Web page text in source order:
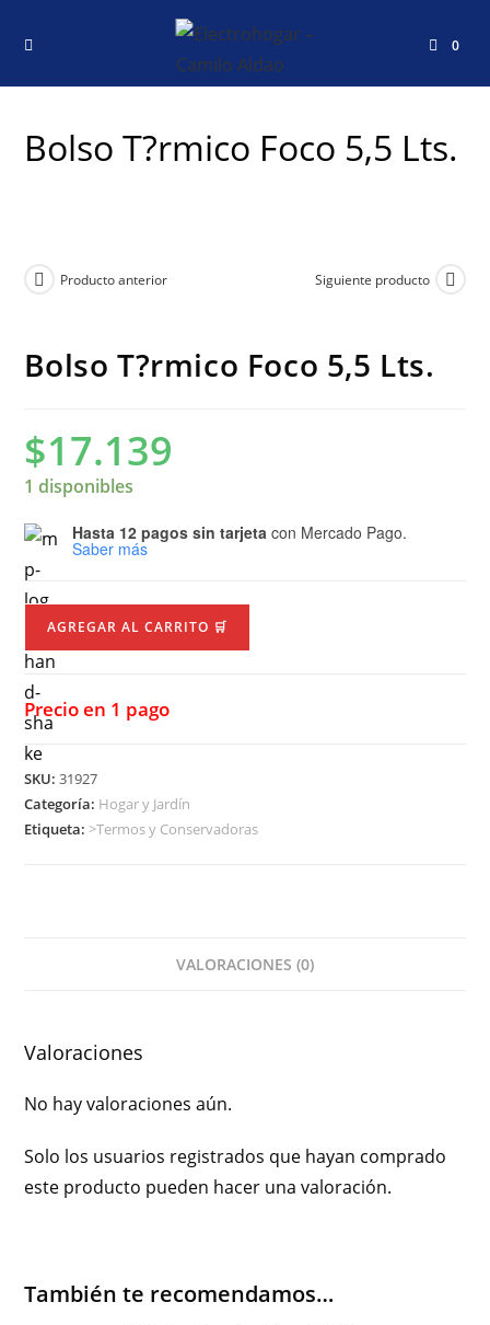
0
Bolso T?rmico Foco 5,5 Lts.
Producto anterior Siguiente producto
Bolso T?rmico Foco 5,5 Lts.
$17.139
1 disponibles
Hasta 12 pagos sin tarjeta con Mercado Pago.
Saber más
AGREGAR AL CARRITO 🛒
Precio en 1 pago
SKU:31927
Categoría: Hogar y Jardín
Etiqueta:>Termos y Conservadoras
VALORACIONES (0)
Valoraciones
No hay valoraciones aún.
Solo los usuarios registrados que hayan comprado
este producto pueden hacer una valoración.
También te recomendamos…